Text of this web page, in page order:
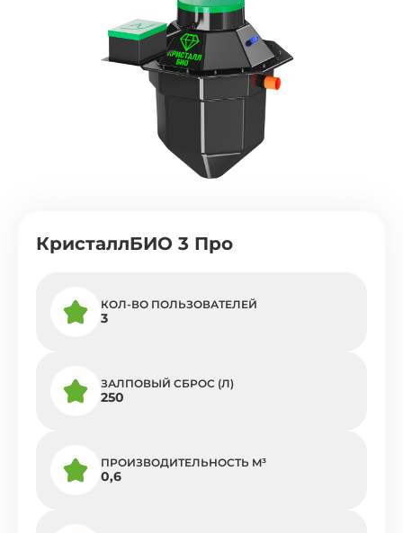
КристаллБИО 3 Про
КОЛ-ВО ПОЛЬЗОВАТЕЛЕЙ
3
ЗАЛПОВЫЙ СБРОС (Л)
250
ПРОИЗВОДИТЕЛЬНОСТЬ M³
0,6